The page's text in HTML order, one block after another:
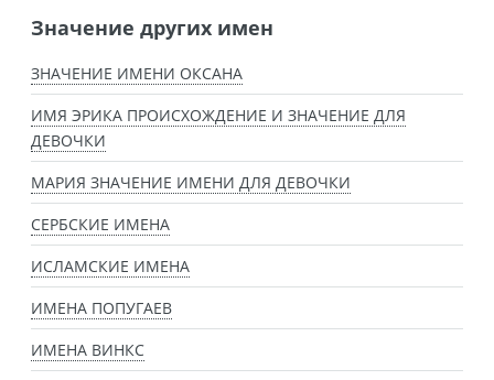
Значение других имен
ЗНАЧЕНИЕ ИМЕНИ ОКСАНА
ИМЯ ЭРИКА ПРОИСХОЖДЕНИЕ И ЗНАЧЕНИЕ ДЛЯ
ДЕВОЧКИ
МАРИЯ ЗНАЧЕНИЕ ИМЕНИ ДЛЯ ДЕВОЧКИ
СЕРБСКИЕ ИМЕНА
ИСЛАМСКИЕ ИМЕНА
ИМЕНА ПОПУГАЕВ
ИМЕНА ВИНКС